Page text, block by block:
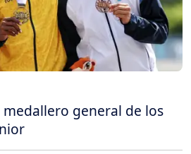
general de los